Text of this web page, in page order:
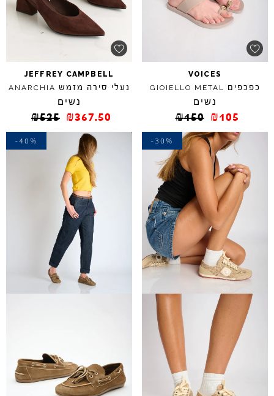
VOICES
כפכפים GIOIELLO METAL
נשים
₪150 ₪105
JEFFREY CAMPBELL
נעלי סירה מזמש ANARCHIA
נשים
₪525 ₪367.50
-30%
-40%